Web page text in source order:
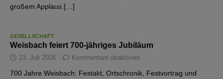
großem Applaus.[…]
GESELLSCHAFT
Weisbach feiert 700-jähriges Jubiläum
23. Juli 2026 Kommentare deaktiviert
700 Jahre Weisbach: Festakt, Ortschronik, Festvortrag und